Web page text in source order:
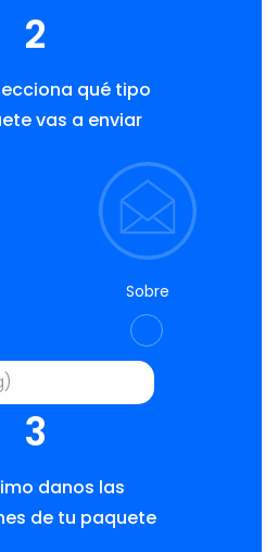
2
qué tipo
vas a enviar
Sobre
3
danos las
de tu paquete